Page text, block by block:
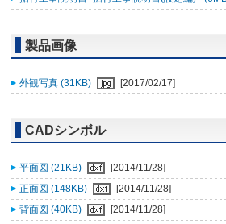
製品画像
外観写真 (31KB) [2017/02/17]
CADシンボル
平面図 (21KB)
[2014/11/28]
正面図 (148KB)
[2014/11/28]
背面図 (40KB)
[2014/11/28]